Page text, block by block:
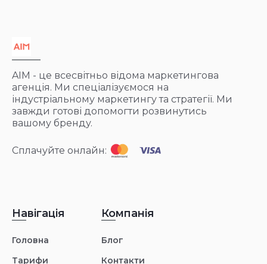
AIM - це всесвітньо відома маркетингова
агенція. Ми спеціалізуємося на
індустріальному маркетингу та стратегії. Ми
завжди готові допомогти розвинутись
вашому бренду.
Сплачуйте онлайн:
Навігація
Головна
Тарифи
Компанія
Блог
Контакти